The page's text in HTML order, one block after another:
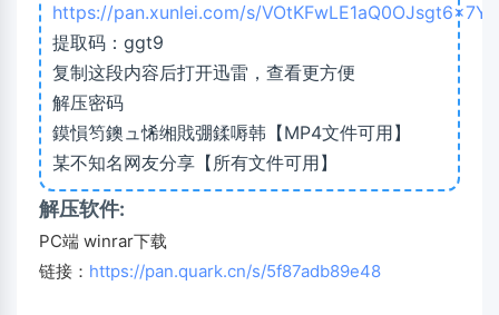
https://pan.xunlei.com/s/
提取码：ggt9
复制这段内容后打开迅雷，查看更方便
解压密码
鏌愪笉鐭ュ悕缃戝弸鍒嗕韩【MP4文件可用】
某不知名网友分享【所有文件可用】
解压软件:
PC端 winrar下载
链接： https://pan.quark.cn/s/5f87adb89e48